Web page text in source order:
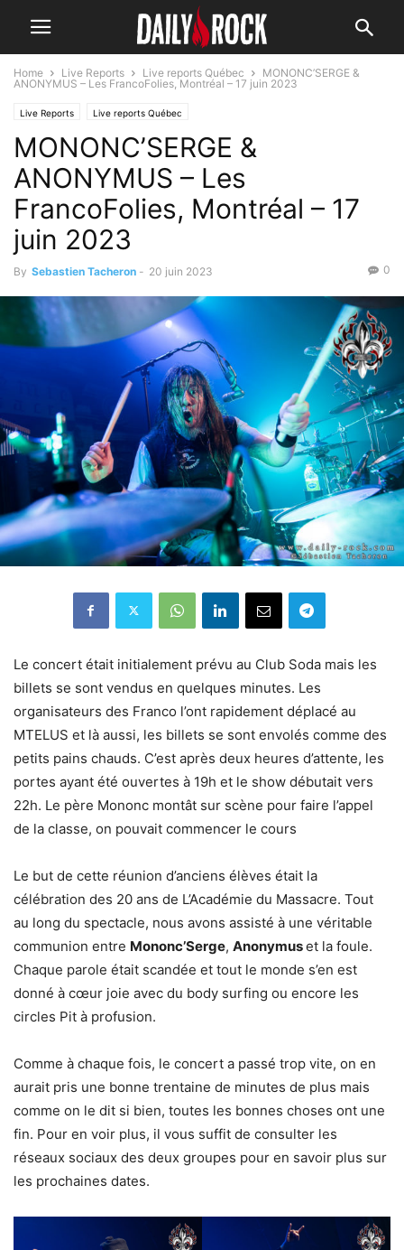
Home Live Reports Live reports Québec
MONONC’SERGE &
ANONYMUS – Les FrancoFolies, Montréal – 17 juin 2023
Live Reports Live reports Québec
MONONC’SERGE &
ANONYMUS – Les
FrancoFolies, Montréal – 17
juin 2023
By Sebastien Tacheron - 20 juin 2023 0
Le concert était initialement prévu au Club Soda mais les
billets se sont vendus en quelques minutes. Les
organisateurs des Franco l’ont rapidement déplacé au
MTELUS et là aussi, les billets se sont envolés comme des
petits pains chauds. C’est après deux heures d’attente, les
portes ayant été ouvertes à 19h et le show débutait vers
22h. Le père Mononc montât sur scène pour faire l’appel
de la classe, on pouvait commencer le cours
Le but de cette réunion d’anciens élèves était la
célébration des 20 ans de L’Académie du Massacre. Tout
au long du spectacle, nous avons assisté à une véritable
communion entre Mononc’Serge, Anonymuset la foule.
Chaque parole était scandée et tout le monde s’en est
donné à cœur joie avec du body surfing ou encore les
circles Pit à profusion.
Comme à chaque fois, le concert a passé trop vite, on en
aurait pris une bonne trentaine de minutes de plus mais
comme on le dit si bien, toutes les bonnes choses ont une
fin. Pour en voir plus, il vous suffit de consulter les
réseaux sociaux des deux groupes pour en savoir plus sur
les prochaines dates.